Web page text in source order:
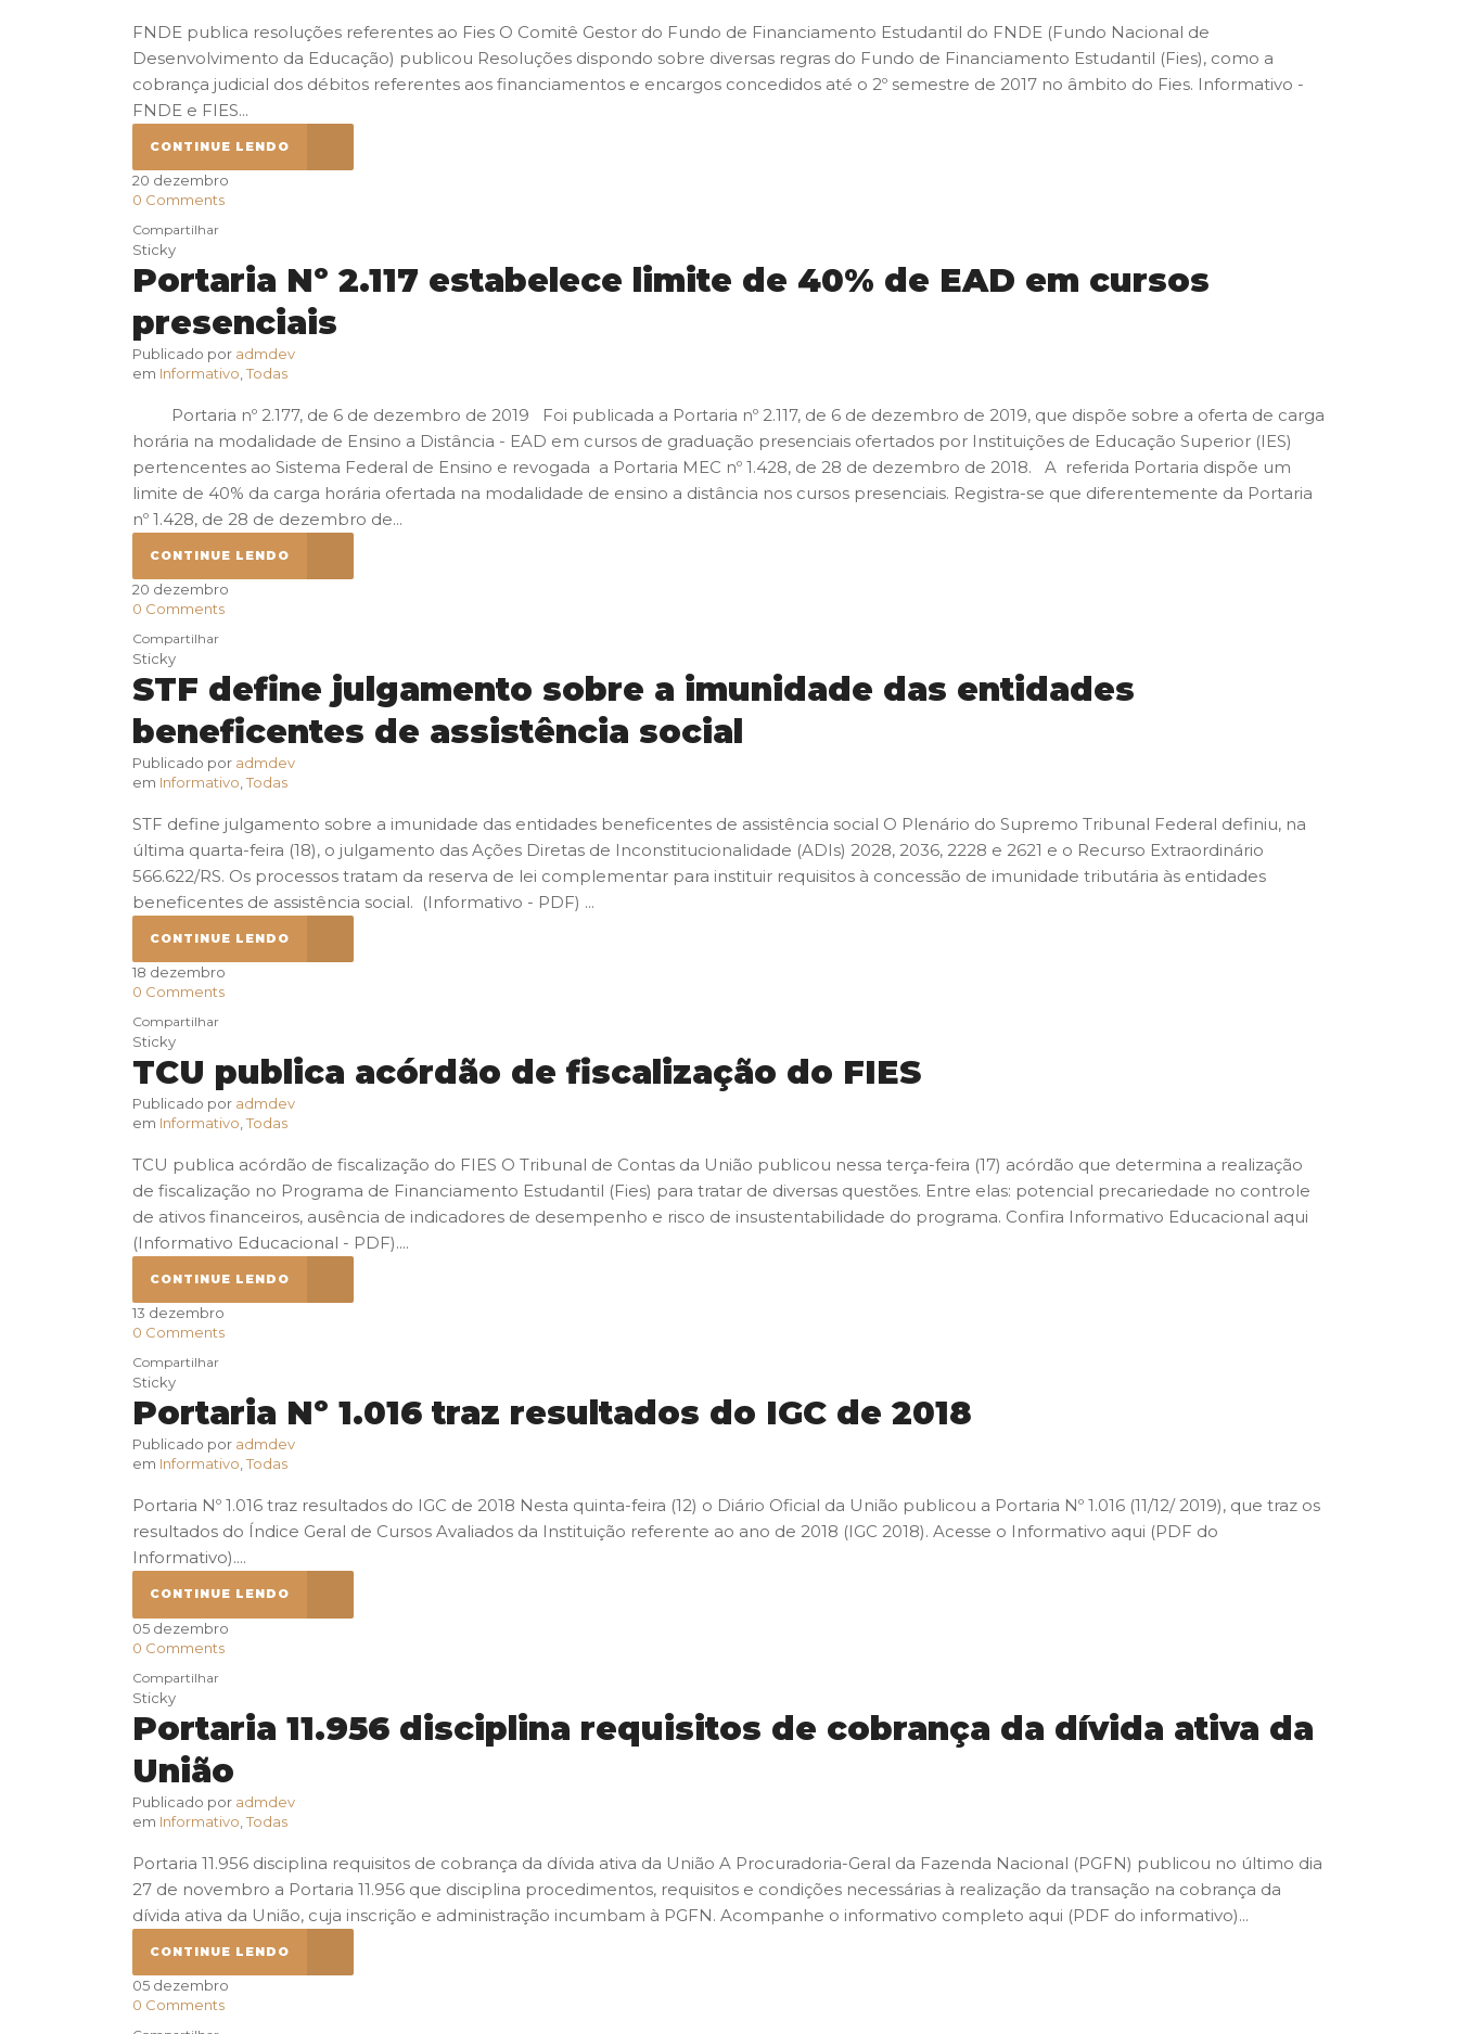
FNDE publica resoluções referentes ao Fies O Comitê Gestor do Fundo de Financiamento Estudantil do FNDE (Fundo Nacional de
Desenvolvimento da Educação) publicou Resoluções dispondo sobre diversas regras do Fundo de Financiamento Estudantil (Fies), como a
cobrança judicial dos débitos referentes aos financiamentos e encargos concedidos até o 2º semestre de 2017 no âmbito do Fies. Informativo -
FNDE e FIES...
CONTINUE LENDO
20 dezembro
0 Comments
Compartilhar
Sticky
Portaria Nº 2.117 estabelece limite de 40% de EAD em cursos
presenciais
Publicado por admdev
em Informativo Todas
Portaria nº 2.177, de 6 de dezembro de 2019 Foi publicada a Portaria nº 2.117, de 6 de dezembro de 2019, que dispõe sobre a oferta de carga
horária na modalidade de Ensino a Distância - EAD em cursos de graduação presenciais ofertados por Instituições de Educação Superior (IES)
pertencentes ao Sistema Federal de Ensino e revogada a Portaria MEC nº 1.428, de 28 de dezembro de 2018. A referida Portaria dispõe um
limite de 40% da carga horária ofertada na modalidade de ensino a distância nos cursos presenciais. Registra-se que diferentemente da Portaria
nº 1.428, de 28 de dezembro de...
CONTINUE LENDO
20 dezembro
0 Comments
Compartilhar
Sticky
STF define julgamento sobre a imunidade das entidades
beneficentes de assistência social
Publicado por admdev
em Informativo Todas
STF define julgamento sobre a imunidade das entidades beneficentes de assistência social O Plenário do Supremo Tribunal Federal definiu, na
última quarta-feira (18), o julgamento das Ações Diretas de Inconstitucionalidade (ADIs) 2028, 2036, 2228 e 2621 e o Recurso Extraordinário
566.622/RS. Os processos tratam da reserva de lei complementar para instituir requisitos à concessão de imunidade tributária às entidades
beneficentes de assistência social. (Informativo - PDF) ...
CONTINUE LENDO
18 dezembro
0 Comments
Compartilhar
Sticky
TCU publica acórdão de fiscalização do FIES
Publicado por admdev
em Informativo Todas
TCU publica acórdão de fiscalização do FIES O Tribunal de Contas da União publicou nessa terça-feira (17) acórdão que determina a realização
de fiscalização no Programa de Financiamento Estudantil (Fies) para tratar de diversas questões. Entre elas: potencial precariedade no controle
de ativos financeiros, ausência de indicadores de desempenho e risco de insustentabilidade do programa. Confira Informativo Educacional aqui
(Informativo Educacional - PDF)....
CONTINUE LENDO
13 dezembro
0 Comments
Compartilhar
Sticky
Portaria Nº 1.016 traz resultados do IGC de 2018
Publicado por admdev
em Informativo,Todas
Portaria Nº 1.016 traz resultados do IGC de 2018 Nesta quinta-feira (12) o Diário Oficial da União publicou a Portaria Nº 1.016 (11/12/ 2019), que traz os
resultados do Índice Geral de Cursos Avaliados da Instituição referente ao ano de 2018 (IGC 2018). Acesse o Informativo aqui (PDF do
Informativo)....
CONTINUE LENDO
05 dezembro
0 Comments
Compartilhar
Sticky
Portaria 11.956 disciplina requisitos de cobrança da dívida ativa da
União
Publicado por admdev
em Informativo Todas
Portaria 11.956 disciplina requisitos de cobrança da dívida ativa da União A Procuradoria-Geral da Fazenda Nacional (PGFN) publicou no último dia
27 de novembro a Portaria 11.956 que disciplina procedimentos, requisitos e condições necessárias à realização da transação na cobrança da
dívida ativa da União, cuja inscrição e administração incumbam à PGFN. Acompanhe o informativo completo aqui (PDF do informativo)...
CONTINUE LENDO
05 dezembro
0 Comments